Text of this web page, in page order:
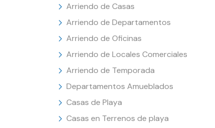
Arriendo de Casas
Arriendo de Departamentos
Arriendo de Oficinas
Arriendo de Locales Comerciales
Arriendo de Temporada
Departamentos Amueblados
Casas de Playa
Casas en Terrenos de playa